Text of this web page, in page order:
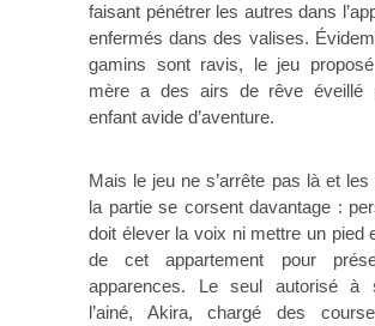
faisant pénétrer les autres dans
enfermés dans des valises.
gamins sont ravis, le jeu
mère a des airs de rêve éveillé
enfant avide d’aventure.
Mais le jeu ne s’arrête pas là et les
la partie se corsent davantage :
doit élever la voix ni mettre un pied
de cet appartement pour
apparences. Le seul autorisé à
l’ainé, Akira, chargé des